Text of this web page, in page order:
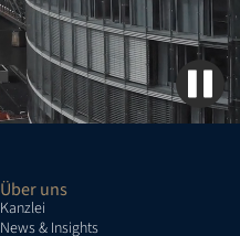
Über uns
Kanzlei
News & Insights